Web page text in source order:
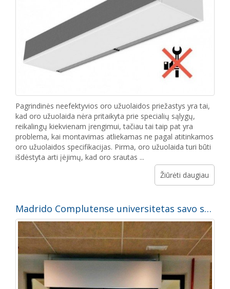
Pagrindinės neefektyvios oro užuolaidos priežastys yra tai,
kad oro užuolaida nėra pritaikyta prie specialių sąlygų,
reikalingų kiekvienam įrengimui, tačiau tai taip pat yra
problema, kai montavimas atliekamas ne pagal atitinkamos
oro užuolaidos specifikacijas. Pirma, oro užuolaida turi būti
išdėstyta arti įėjimų, kad oro srautas ...
Žiūrėti daugiau
Madrido Complutense universitetas savo salėse naudoja „Wallisair“ ir dezinfekuojančias oro užuolaidas